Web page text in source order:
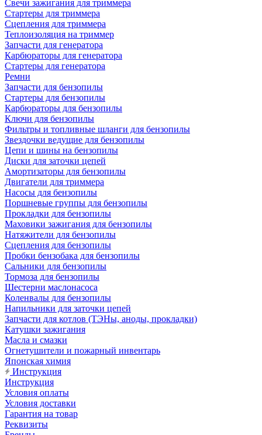
Свечи зажигания для триммера
Стартеры для триммера
Сцепления для триммера
Теплоизоляция на триммер
Запчасти для генератора
Карбюраторы для генератора
Стартеры для генератора
Ремни
Запчасти для бензопилы
Стартеры для бензопилы
Карбюраторы для бензопилы
Ключи для бензопилы
Фильтры и топливные шланги для бензопилы
Звездочки ведущие для бензопилы
Цепи и шины на бензопилы
Диски для заточки цепей
Амортизаторы для бензопилы
Двигатели для триммера
Насосы для бензопилы
Поршневые группы для бензопилы
Прокладки для бензопилы
Маховики зажигания для бензопилы
Натяжители для бензопилы
Сцепления для бензопилы
Пробки бензобака для бензопилы
Сальники для бензопилы
Тормоза для бензопилы
Шестерни маслонасоса
Коленвалы для бензопилы
Напильники для заточки цепей
Запчасти для котлов (ТЭНы, аноды, прокладки)
Катушки зажигания
Масла и смазки
Огнетушители и пожарный инвентарь
Японская химия
Инструкция
Инструкция
Условия оплаты
Условия доставки
Гарантия на товар
Реквизиты